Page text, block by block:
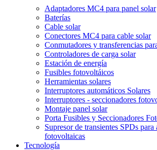
Adaptadores MC4 para panel solar
Baterías
Cable solar
Conectores MC4 para cable solar
Conmutadores y transferencias
Controladores de carga solar
Estación de energía
Fusibles fotovoltáicos
Herramientas solares
Interruptores automáticos Solares
Interruptores - seccionadores
Montaje panel solar
Porta Fusibles y Seccionadores
Supresor de transientes SPDs para
fotovoltaicas
Tecnología